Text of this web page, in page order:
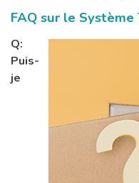
FAQ sur le
Q:
Puis-
je